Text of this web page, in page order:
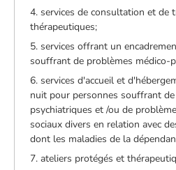
4. services de consultation et de
thérapeutiques;
5. services offrant un
souffrant de problèmes médico-
6. services d'accueil et
nuit pour personnes souffrant
psychiatriques et /ou de
sociaux divers en relation avec
dont les maladies de la
7. ateliers protégés et